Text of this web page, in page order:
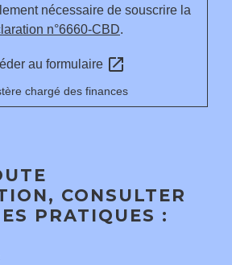
nécessaire de souscrire la
n°6660-CBD.
au formulaire open_in_new
chargé des finances
CONSULTER
PRATIQUES :